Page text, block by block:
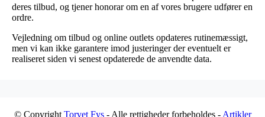
deres tilbud, og tjener honorar om en af vores brugere udfører en
ordre.
Vejledning om tilbud og online outlets opdateres rutinemæssigt,
men vi kan ikke garantere imod justeringer der eventuelt er
realiseret siden vi senest opdaterede de anvendte data.
© Copyright Torvet Fys- Alle rettigheder forbeholdes - Artikler